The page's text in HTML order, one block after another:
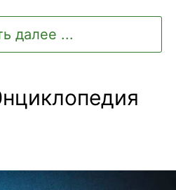
далее ...